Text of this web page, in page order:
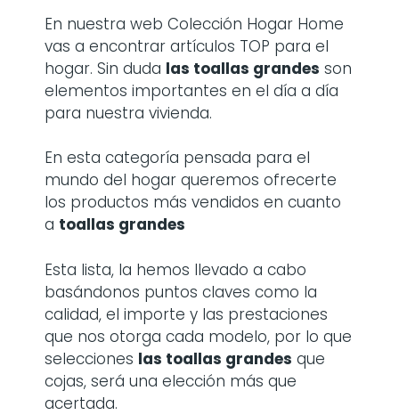
En nuestra web Colección Hogar Home
vas a encontrar artículos TOP para el
hogar. Sin duda las toallas grandes son
elementos importantes en el día a día
para nuestra vivienda.
En esta categoría pensada para el
mundo del hogar queremos ofrecerte
los productos más vendidos en cuanto
a toallas grandes
Esta lista, la hemos llevado a cabo
basándonos puntos claves como la
calidad, el importe y las prestaciones
que nos otorga cada modelo, por lo que
selecciones las toallas grandes que
cojas, será una elección más que
acertada.